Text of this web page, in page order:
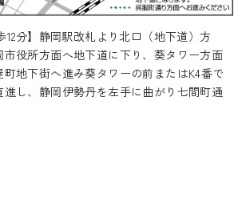
12分】静岡駅改札より北口（地下道）方
役所方面へ地下道に下り、葵タワー方面
地下街へ進み葵タワーの前またはK4番で
し、静岡伊勢丹を左手に曲がり七間町通